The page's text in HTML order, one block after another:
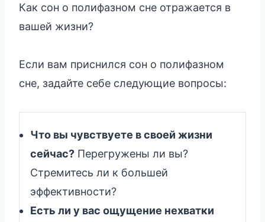
Как сон о полифазном сне отражается в
вашей жизни?
Если вам приснился сон о полифазном
сне, задайте себе следующие вопросы:
Что вы чувствуете в своей жизни
сейчас? Перегружены ли вы?
Стремитесь ли к большей
эффективности?
Есть ли у вас ощущение нехватки